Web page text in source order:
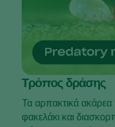
Τρόπος δράσης
Τα αρπακτικά ακάρεα
φακελάκι και